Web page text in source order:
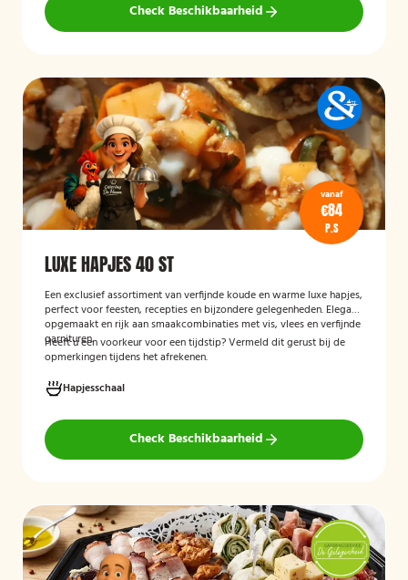
Check Beschikbaarheid
vanaf
€84
P.S
LUXE HAPJES 40 ST
Een exclusief assortiment van verfijnde koude en warme luxe hapjes,
perfect voor feesten, recepties en bijzondere gelegenheden. Elegant
opgemaakt en rijk aan smaakcombinaties met vis, vlees en verfijnde
garnituren.
Heeft u een voorkeur voor een tijdstip? Vermeld dit gerust bij de
opmerkingen tijdens het afrekenen.
Hapjesschaal
Check Beschikbaarheid